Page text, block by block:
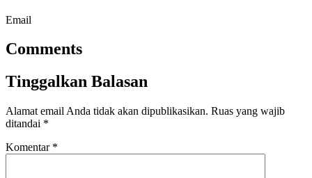
Email
Comments
Tinggalkan Balasan
Alamat email Anda tidak akan dipublikasikan. Ruas yang wajib
ditandai *
Komentar *